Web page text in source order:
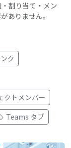
割り当て・メン
ありません。
ク
クトメンバー
Teams タブ